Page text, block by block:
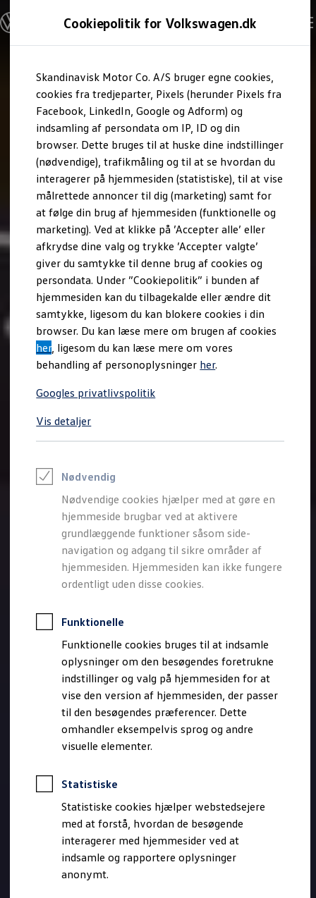
Cookiepolitik for Volkswagen.dk
Skandinavisk Motor Co. A/S bruger egne cookies,
cookies fra tredjeparter, Pixels (herunder Pixels fra
Facebook, LinkedIn, Google og Adform) og
indsamling af persondata om IP, ID og din
browser. Dette bruges til at huske dine indstillinger
(nødvendige), trafikmåling og til at se hvordan du
interagerer på hjemmesiden (statistiske), til at vise
målrettede annoncer til dig (marketing) samt for
at følge din brug af hjemmesiden (funktionelle og
marketing). Ved at klikke på ’Accepter alle’ eller
afkrydse dine valg og trykke ’Accepter valgte’
giver du samtykke til denne brug af cookies og
persondata. Under ”Cookiepolitik” i bunden af
hjemmesiden kan du tilbagekalde eller ændre dit
samtykke, ligesom du kan blokere cookies i din
browser. Du kan læse mere om brugen af cookies
her, ligesom du kan læse mere om vores
behandling af personoplysninger her.
Googles privatlivspolitik
Vis detaljer
Nødvendig
Nødvendige cookies hjælper med at gøre en
hjemmeside brugbar ved at aktivere
grundlæggende funktioner såsom side-
navigation og adgang til sikre områder af
hjemmesiden. Hjemmesiden kan ikke fungere
ordentligt uden disse cookies.
Funktionelle
Funktionelle cookies bruges til at indsamle
oplysninger om den besøgendes foretrukne
indstillinger og valg på hjemmesiden for at
vise den version af hjemmesiden, der passer
til den besøgendes præferencer. Dette
omhandler eksempelvis sprog og andre
visuelle elementer.
Statistiske
Statistiske cookies hjælper webstedsejere
med at forstå, hvordan de besøgende
interagerer med hjemmesider ved at
indsamle og rapportere oplysninger
anonymt.
hovedindhold
footer
Modeller og konfigurator
Byg din Volkswagen
Alle modeller
Kend din Volkswagen
Erhvervsbiler
Værktøjskassen
ConnectedFleet
Service
California on Tour app
Elektriske biler
Elbiler
ID. Polo
ID. Cross
ID.3 Neo
ID.4
ID.5
ID.7
ID.7 Tourer
ID. Buzz
Konceptbiler
ID. EVERY1
ID. 2all & ID. GTI
Varebiler på el
Elektromobilitet i dagligdagen
Eldrevne modeller
ID. Buzz Cargo
Opladning og Rækkevidde
Opladning med Clever
Opladning med Clever - Erhvervsbiler
Udregn din rækkevidde
Lær din ID. at kende
Varmepumpe
Energieffektivitet
Teaser Battery Regulation
Software og konnektivitet
ID. Software 6.0
ID.- softwareversioner og opdateringer
Grænseflader til din ID.
Køb og leasing
Lagerbiler til hurtig levering
Book en prøvetur
Bestil et tilbud
Brugte biler
Pendlerleasing
Budgetberegner
Firmabil
Vejen til en ny Volkswagen
Online Privatleasing
Finansiering og forsikring
Volkswagen Forsikring
Volkswagen Finansiering
Ejere og services
Book tid på værkstedet
Service
Serviceabonnementer
Service 5+
Service på elbiler
Prismatch
Fordele ved autoriseret værksted
Brugbar information